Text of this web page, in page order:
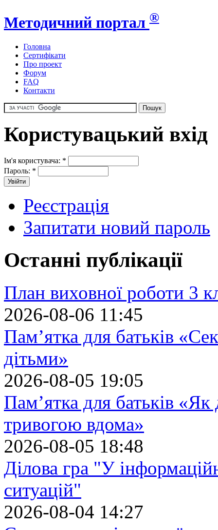
Методичний портал ®
Головна
Сертифікати
Про проект
Форум
FAQ
Контакти
Користувацький вхід
Ім'я користувача: *
Пароль: *
Реєстрація
Запитати новий пароль
Останні публікації
План виховної роботи 3
2026-08-06 11:45
Пам’ятка для батьків
дітьми»
2026-08-05 19:05
Пам’ятка для батьків
тривогою вдома»
2026-08-05 18:48
Ділова гра "У
ситуацій"
2026-08-04 14:27